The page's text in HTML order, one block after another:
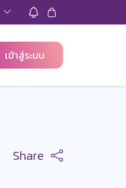
เข้าสู่ระบบ
Share